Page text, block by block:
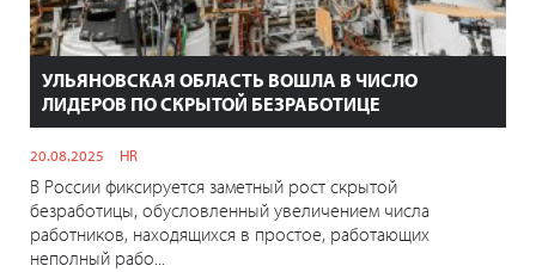
УЛЬЯНОВСКАЯ ОБЛАСТЬ ВОШЛА В ЧИСЛО
ЛИДЕРОВ ПО СКРЫТОЙ БЕЗРАБОТИЦЕ
20.08.2025 HR
В России фиксируется заметный рост скрытой
безработицы, обусловленный увеличением числа
работников, находящихся в простое, работающих
неполный рабо...